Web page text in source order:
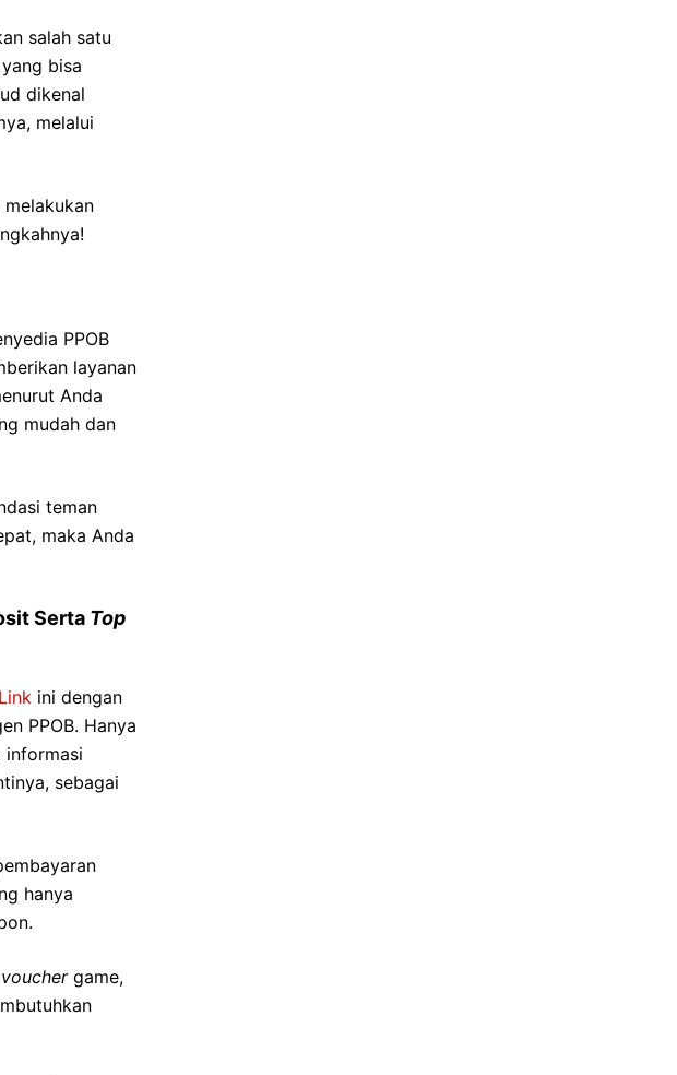
salah satu
bisa
dikenal
melalui
PPOB
layanan
Anda
mudah dan
teman
maka Anda
Serta Top
ini dengan
PPOB. Hanya
informasi
sebagai
hanya
vouchergame,